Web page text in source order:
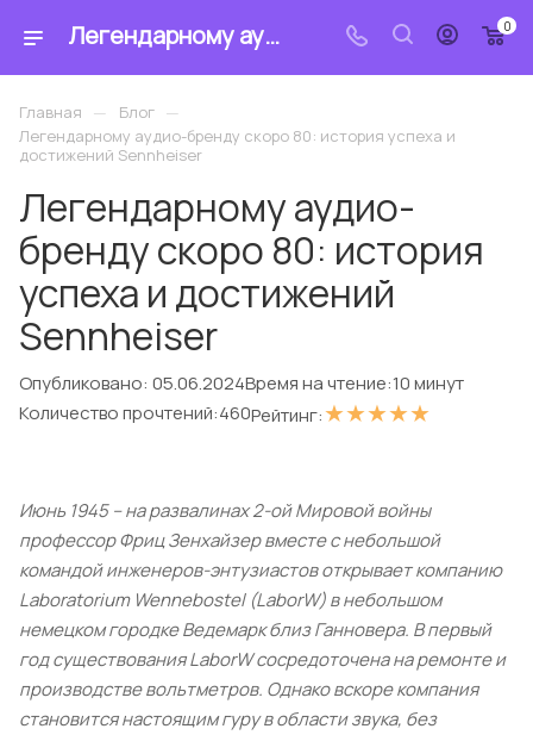
Легендарному аудио-бренду скоро 80: история успеха и достижений Sennheiser - блог интернет-магазина «MrCable» 0
Главная — Блог —
Легендарному аудио-бренду скоро 80: история успеха и
достижений Sennheiser
Легендарному аудио-
бренду скоро 80: история
успеха и достижений
Sennheiser
Опубликовано: 05.06.2024Время на чтение:10 минут
Количество прочтений:460Рейтинг:★★★★★
Июнь 1945 – на развалинах 2-ой Мировой войны
профессор Фриц Зенхайзер вместе с небольшой
командой инженеров-энтузиастов открывает компанию
Laboratorium Wennebostel (LaborW) в небольшом
немецком городке Ведемарк близ Ганновера. В первый
год существования LaborW сосредоточена на ремонте и
производстве вольтметров. Однако вскоре компания
становится настоящим гуру в области звука, без